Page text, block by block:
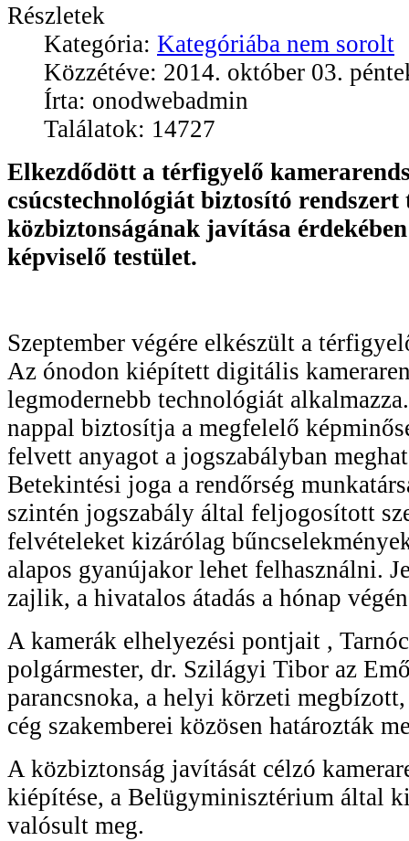
Részletek
Kategória: Kategóriába nem sorolt
Közzétéve: 2014. október 03.
Írta: onodwebadmin
Találatok: 14727
Elkezdődött a térfigyelő
csúcstechnológiát biztosító rendszert
közbiztonságának javítása
képviselő testület.
Szeptember végére elkészült a
Az ónodon kiépített digitális
legmodernebb technológiát
nappal biztosítja a megfelelő
felvett anyagot a jogszabályban
Betekintési joga a rendőrség
szintén jogszabály által feljogosított
felvételeket kizárólag
alapos gyanújakor lehet felhasználni.
zajlik, a hivatalos átadás a hónap
A kamerák elhelyezési pontjait ,
polgármester, dr. Szilágyi Tibor az
parancsnoka, a helyi körzeti
cég szakemberei közösen határozták
A közbiztonság javítását célzó
kiépítése, a Belügyminisztérium által
valósult meg.